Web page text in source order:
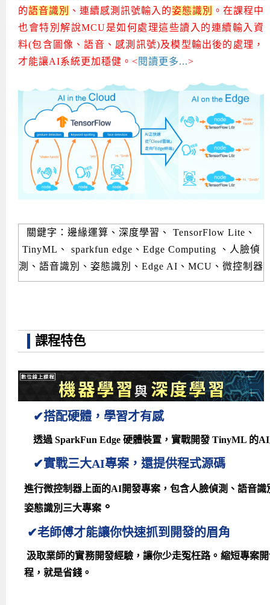
的語音識別 、連續感測訊號輸入的姿態識別
。在課程中
也會特別解說MCU是如何處理這些讀入的連續輸入資
料(包含 圖像、語音、感測訊號)及模型輸出後的處理，
才能讓AI系統更加穩健。<閱讀更多...>
關鍵字：邊緣運算、深度學習、 TensorFlow Lite、
TinyML、 sparkfun edge、Edge Computing 、人臉偵
測、語音識別、姿態識別、Edge AI、MCU、微控制器
課程特色
✔搭配硬體，學習才有感
透過 SparkFun Edge 硬體裝置，實戰開發 TinyML 的
✔實戰三大AI專案，還提供程式源碼
進行微控制器上面的AI開發專案，包含人臉偵測、語音識
姿態識別三大專案 。
✔老師傅才能讓你快速抓到開發的眉角
汲取業師的實務開發經驗，讓你少走冤枉路。縮短專案
程，就是省錢。